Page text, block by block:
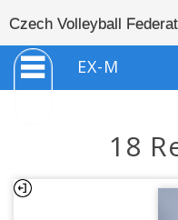
Czech Volleyball
EX-M
18